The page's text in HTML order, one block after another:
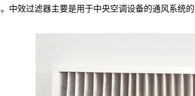
中效过滤器主要是用于中央空调设备的通风系统